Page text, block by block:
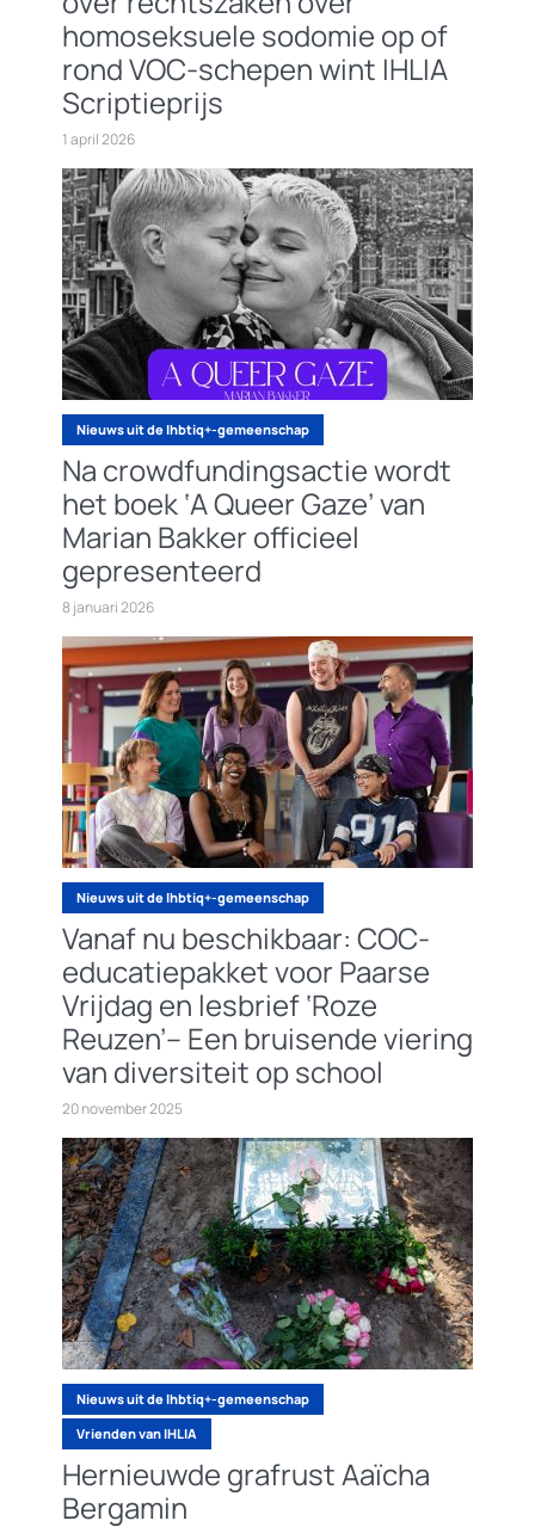
homoseksuele sodomie op of
rond VOC-schepen wint IHLIA
Scriptieprijs
1 april 2026
Nieuws uit de lhbtiq+-gemeenschap
Na crowdfundingsactie wordt
het boek ‘A Queer Gaze’ van
Marian Bakker officieel
gepresenteerd
8 januari 2026
Nieuws uit de lhbtiq+-gemeenschap
Vanaf nu beschikbaar: COC-
educatiepakket voor Paarse
Vrijdag en lesbrief ‘Roze
Reuzen’– Een bruisende viering
van diversiteit op school
20 november 2025
Nieuws uit de lhbtiq+-gemeenschap
Vrienden van IHLIA
Hernieuwde grafrust Aaïcha
Bergamin